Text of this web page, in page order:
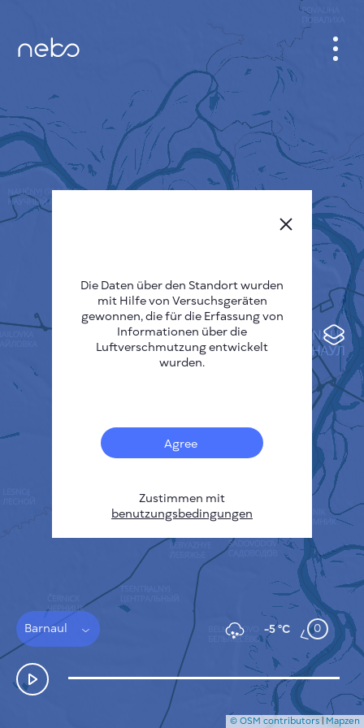
Sensoren
Heatmap zur Verschmutzung
Temperatur Hot-Spots
Wind
Barnaul -5 °C 0
ANMELDEN
STADTPLAN
SENSOR NEBO
Česky
Deutsch
Español
FUNKTIONSWEISE
DATENSCHUTZBESTIMMUNGEN
BEDINGUNGEN UND KONDITIONEN
INSTALLATIONSANLEITUNG
API
FAQ
KONTAKT
© OSM contributors | Mapzen
Die Daten über den Standort wurden
mit Hilfe von Versuchsgeräten
gewonnen, die für die Erfassung von
Informationen über die
Luftverschmutzung entwickelt
wurden.
Agree
Zustimmen mit
benutzungsbedingungen